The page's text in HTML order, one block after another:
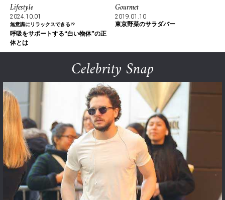
Lifestyle
2024.10.01
無意識にリラックスできる!?
呼吸をサポートする“白い物体”の正
体とは
Gourmet
2019.01.10
東京野菜のサラダバー
Celebrity Snap